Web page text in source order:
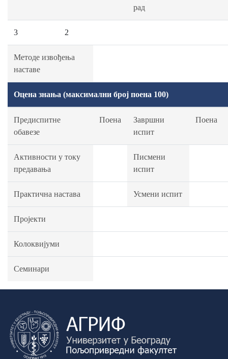
рад
3 2
Методе извођења
наставе
Оцена знања (максимални број поена 100)
Предиспитне
обавезе
Поена
Завршни
испит
Поена
Активности у току
предавања
Писмени
испит
Практична настава Усмени испит
Пројекти
Колоквијуми
Семинари